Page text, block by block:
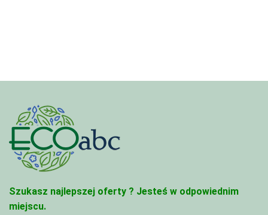
Szukasz najlepszej oferty ? Jesteś w odpowiednim
miejscu.